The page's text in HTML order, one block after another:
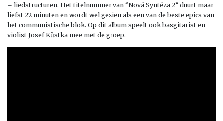
– liedstructuren. Het titelnummer van “Nová Syntéza 2” duurt maar
liefst 22 minuten en wordt wel gezien als een van de beste epics van
het communistische blok. Op dit album speelt ook basgitarist en
violist Josef Kůstka mee met de groep.